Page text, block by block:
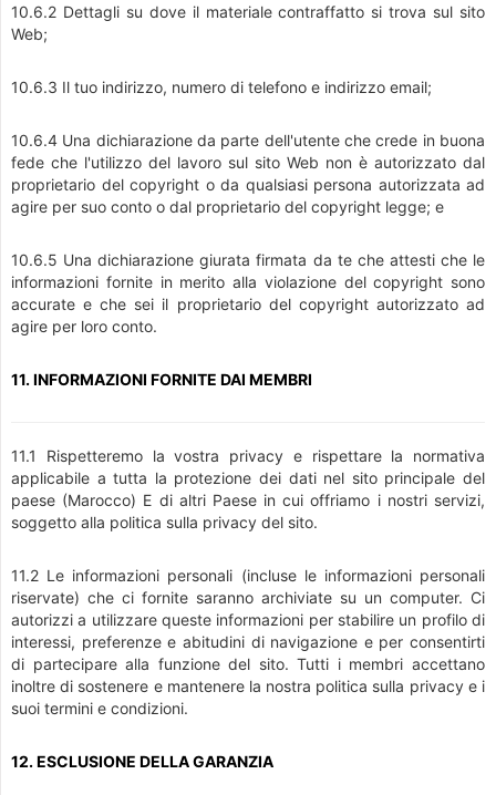
10.6.2 Dettagli su dove il materiale contraffatto si trova sul sito
Web;
10.6.3 Il tuo indirizzo, numero di telefono e indirizzo email;
10.6.4 Una dichiarazione da parte dell'utente che crede in buona
fede che l'utilizzo del lavoro sul sito Web non è autorizzato dal
proprietario del copyright o da qualsiasi persona autorizzata ad
agire per suo conto o dal proprietario del copyright legge; e
10.6.5 Una dichiarazione giurata firmata da te che attesti che le
informazioni fornite in merito alla violazione del copyright sono
accurate e che sei il proprietario del copyright autorizzato ad
agire per loro conto.
11. INFORMAZIONI FORNITE DAI MEMBRI
11.1 Rispetteremo la vostra privacy e rispettare la normativa
applicabile a tutta la protezione dei dati nel sito principale del
paese (Marocco) E di altri Paese in cui offriamo i nostri servizi,
soggetto alla politica sulla privacy del sito.
11.2 Le informazioni personali (incluse le informazioni personali
riservate) che ci fornite saranno archiviate su un computer. Ci
autorizzi a utilizzare queste informazioni per stabilire un profilo di
interessi, preferenze e abitudini di navigazione e per consentirti
di partecipare alla funzione del sito. Tutti i membri accettano
inoltre di sostenere e mantenere la nostra politica sulla privacy e i
suoi termini e condizioni.
12. ESCLUSIONE DELLA GARANZIA